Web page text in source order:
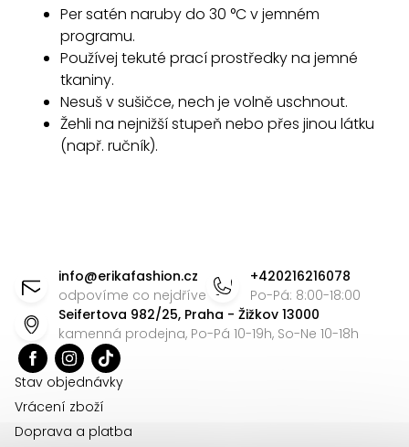
í
r
k
y
u
Per satén naruby do 30 °C v jemném
programu.
Používej tekuté prací prostředky na jemné
tkaniny.
Nesuš v sušičce, nech je volně uschnout.
Žehli na nejnižší stupeň nebo přes jinou látku
(např. ručník).
info@erikafashion.cz
odpovíme co nejdříve
+420216216078
Po-Pá: 8:00-18:00
Seifertova 982/25, Praha - Žižkov 13000
kamenná prodejna, Po-Pá 10-19h, So-Ne 10-18h
Stav objednávky
Vrácení zboží
Doprava a platba